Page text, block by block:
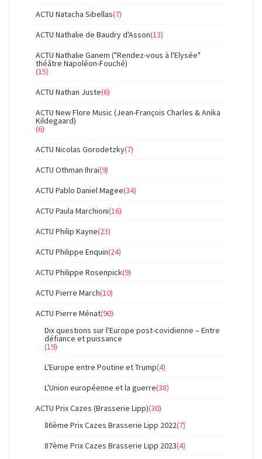
ACTU Natacha Sibellas(7)
ACTU Nathalie de Baudry d'Asson(13)
ACTU Nathalie Ganem ("Rendez-vous à l'Elysée"
théâtre Napoléon-Fouché)
(15)
ACTU Nathan Juste(6)
ACTU New Flore Music (Jean-François Charles & Anika
Kildegaard)
(6)
ACTU Nicolas Gorodetzky(7)
ACTU Othman Ihraï(9)
ACTU Pablo Daniel Magee(34)
ACTU Paula Marchioni(16)
ACTU Philip Kayne(23)
ACTU Philippe Enquin(24)
ACTU Philippe Rosenpick(9)
ACTU Pierre March(10)
ACTU Pierre Ménat(90)
Dix questions sur l'Europe post-covidienne – Entre
défiance et puissance
(19)
L'Europe entre Poutine et Trump(4)
L'Union européenne et la guerre(38)
ACTU Prix Cazes (Brasserie Lipp)(30)
86ème Prix Cazes Brasserie Lipp 2022(7)
87ème Prix Cazes Brasserie Lipp 2023(4)